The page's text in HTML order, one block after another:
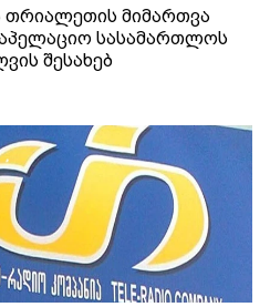
მიმართვა
სასამართლოს
შესახებ